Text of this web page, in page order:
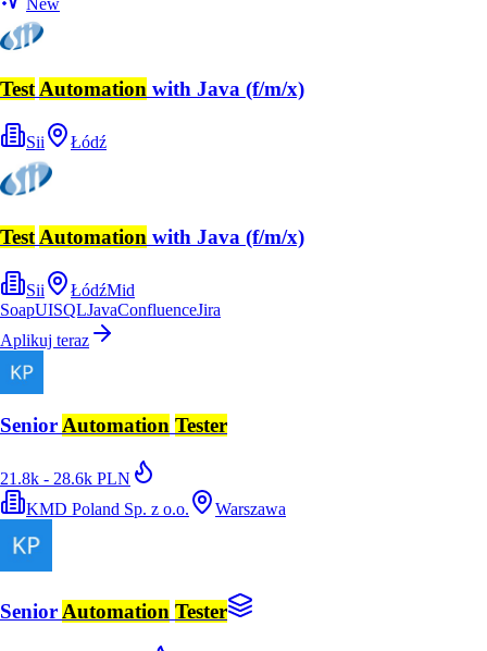
TestAutomation with Java (f/m/x)
Sii Łódź
Test Automation with Java (f/m/x)
Sii ŁódźMid
SoapUISQLJavaConfluenceJira
Aplikuj teraz
SeniorAutomation Tester
21.8k - 28.6k PLN
KMD Poland Sp. z o.o.
Warszawa
Senior Automation Tester